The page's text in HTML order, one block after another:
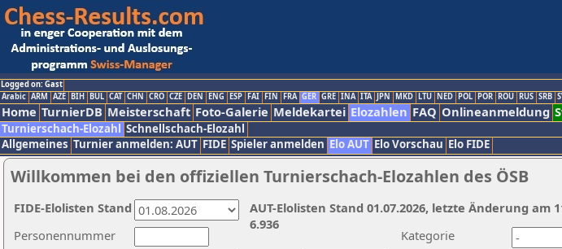
Logged on: Gast
Arabic ARM AZE BIH BUL CAT CHN CRO CZE DEN ENG ESP FAI FIN FRA GER GRE INA ITA JPN MKD LTU NED POL POR ROU RUS SRB
Home TurnierDB Meisterschaft Foto-Galerie Meldekartei Elozahlen FAQ Onlineanmeldung
Turnierschach-Elozahl Schnellschach-Elozahl
Allgemeines Turnier anmelden: AUT FIDE Spieler anmelden Elo AUT Elo Vorschau Elo FIDE
Willkommen bei den offiziellen Turnierschach-Elozahlen des ÖSB
Kategorie
Personennummer
AUT-Elolisten Stand 01.07.2026, letzte Änderung am
6.936
FIDE-Elolisten Stand